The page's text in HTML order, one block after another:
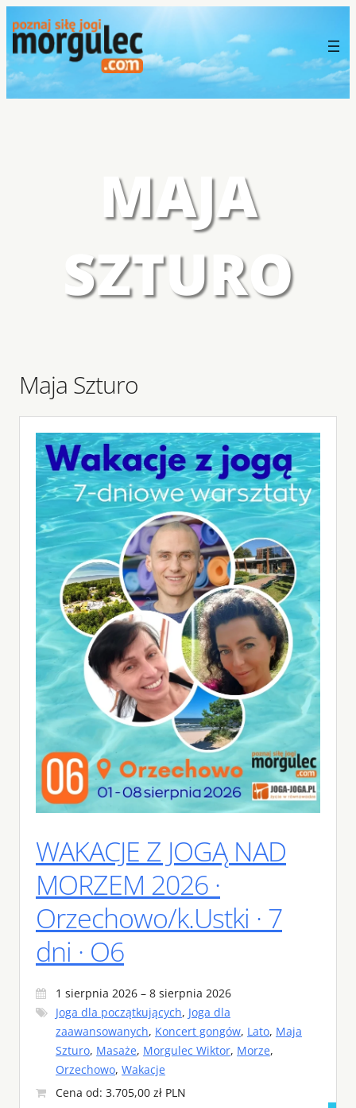
MAJA
SZTURO
Maja Szturo
WAKACJE Z JOGĄ NAD
MORZEM 2026 ·
Orzechowo/k.Ustki · 7
dni · O6
1 sierpnia 2026 – 8 sierpnia 2026
Joga dla początkujących, Joga dla
zaawansowanych, Koncert gongów, Lato, Maja
Szturo, Masaże, Morgulec Wiktor, Morze,
Orzechowo, Wakacje
Cena od: 3.705,00 zł PLN